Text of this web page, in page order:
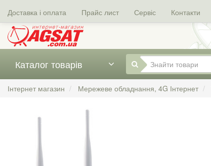
Доставка і оплата Прайс лист Сервіс Контакти
Каталог товарів
Інтернет магазин Мережеве обладнання, 4G Інтернет